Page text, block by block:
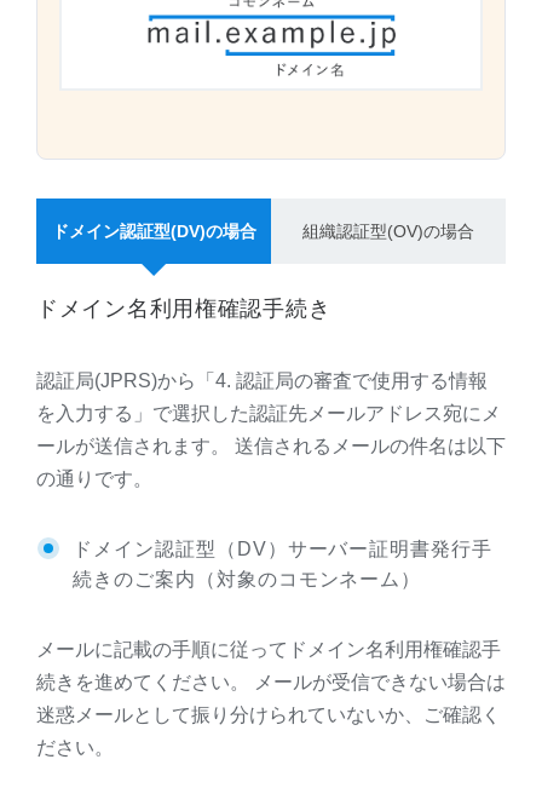
ドメイン認証型(DV)の場合 組織認証型(OV)の場合
ドメイン名利用権確認手続き
認証局(JPRS)から「4. 認証局の審査で使用する情報
を入力する」で選択した認証先メールアドレス宛にメ
ールが送信されます。 送信されるメールの件名は以下
の通りです。
ドメイン認証型（DV）サーバー証明書発行手
続きのご案内（対象のコモンネーム）
メールに記載の手順に従ってドメイン名利用権確認手
続きを進めてください。 メールが受信できない場合は
迷惑メールとして振り分けられていないか、ご確認く
ださい。